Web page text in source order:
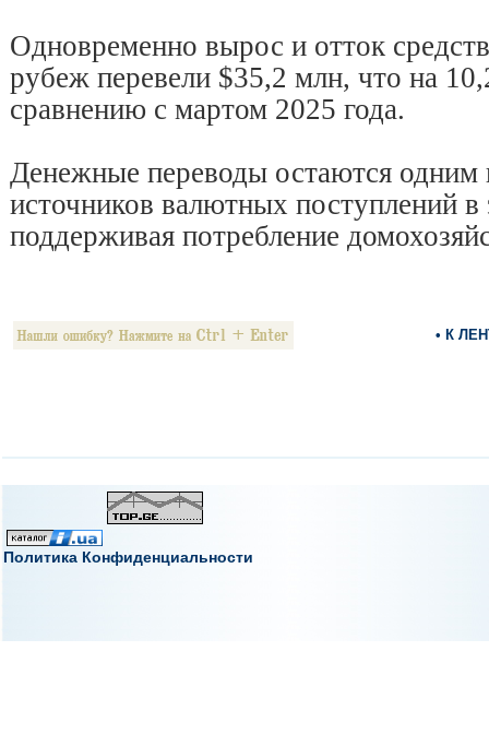
Одновременно вырос и отток
рубеж перевели $35,2 млн, что на
сравнению с мартом 2025 года.
Денежные переводы остаются одним
источников валютных поступлений
поддерживая потребление
• К
Политика Конфиденциальности